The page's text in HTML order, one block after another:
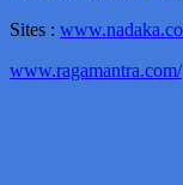
Sites :
www.ragamantra.com/